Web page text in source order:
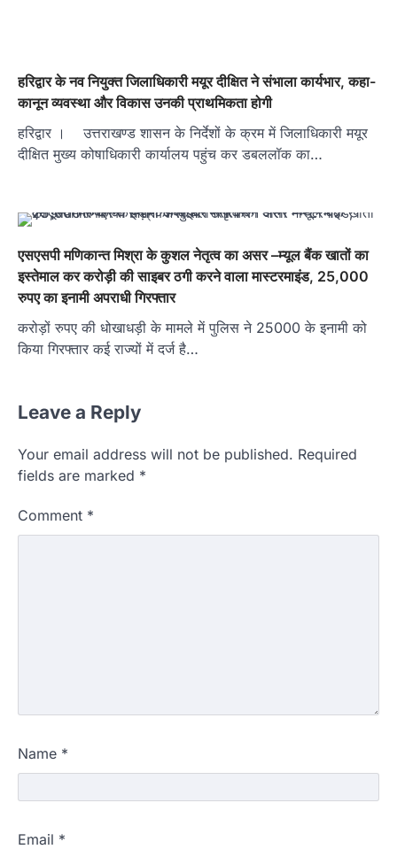
हरिद्वार के नव नियुक्त जिलाधिकारी मयूर दीक्षित ने संभाला कार्यभार, कहा-
कानून व्यवस्था और विकास उनकी प्राथमिकता होगी
हरिद्वार । उत्तराखण्ड शासन के निर्देशों के क्रम में जिलाधिकारी मयूर
दीक्षित मुख्य कोषाधिकारी कार्यालय पहुंच कर डबललॉक का…
एसएसपी मणिकान्त मिश्रा के कुशल नेतृत्व का असर –म्यूल बैंक खातों का
इस्तेमाल कर करोड़ी की साइबर ठगी करने वाला मास्टरमाइंड, 25,000
रुपए का इनामी अपराधी गिरफ्तार
करोड़ों रुपए की धोखाधड़ी के मामले में पुलिस ने 25000 के इनामी को
किया गिरफ्तार कई राज्यों में दर्ज है…
Leave a Reply
Your email address will not be published. Required
fields are marked *
Comment *
Name *
Email *